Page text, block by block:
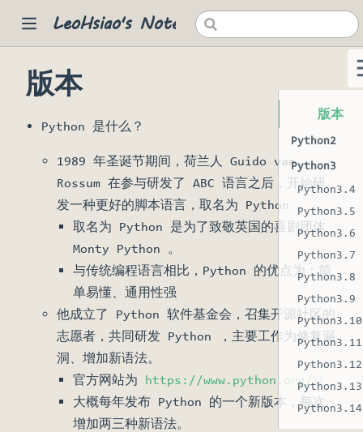
LeoHsiao's Notes
window)
版本
Python 是什么？
1989 年圣诞节期间，荷兰人 Guido van
Rossum 在参与研发了 ABC 语言之后，开始研
发一种更好的脚本语言，取名为 Python 。
取名为 Python 是为了致敬英国的喜剧团体
Monty Python 。
与传统编程语言相比，Python 的优点为：简
单易懂、通用性强
他成立了 Python 软件基金会，召集开源社区的
志愿者，共同研发 Python ，主要工作为修复漏
洞、增加新语法。
官方网站为 https://www.python.org/
大概每年发布 Python 的一个新版本，每次
增加两三种新语法。
版本
Python2
Python3
Python3.4
Python3.5
Python3.6
Python3.7
Python3.8
Python3.9
Python3.10
Python3.11
Python3.12
Python3.13
Python3.14